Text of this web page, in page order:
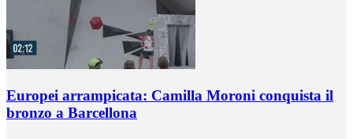
Europei arrampicata: Camilla Moroni conquista il
bronzo a Barcellona